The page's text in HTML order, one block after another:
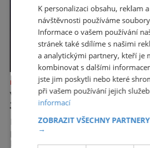
KAM S DĚTMI
V KUKSU OŽÍVAJÍ
JAKO LOUTKY
Přemýšlíte nad prázdninovým
pro celou rodinu? Spojte výlet
Kuksu s nevšedním kulturním
K personalizaci obsahu, reklam
návštěvnosti používáme
Informace o vašem používání
stránek také sdílíme s našimi
a analytickými partnery, kteří je
kombinovat s dalšími
jste jim poskytli nebo které
při vašem používání jejich
informací
ZOBRAZIT VŠECHNY
→